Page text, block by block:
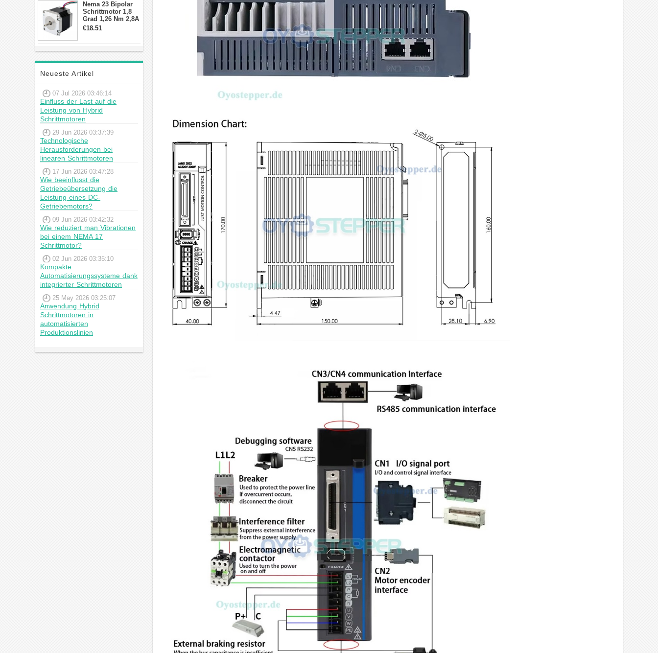
Nema 23 Bipolar
Schrittmotor 1,8
Grad 1,26 Nm 2,8A
2,5V 4 Drähte
€18.51
Neueste Artikel
07 Jul 2026 03:46:14
Einfluss der Last auf die
Leistung von Hybrid
Schrittmotoren
29 Jun 2026 03:37:39
Technologische
Herausforderungen bei
linearen Schrittmotoren
17 Jun 2026 03:47:28
Wie beeinflusst die
Getriebeübersetzung die
Leistung eines DC-
Getriebemotors?
09 Jun 2026 03:42:32
Wie reduziert man Vibrationen
bei einem NEMA 17
Schrittmotor?
02 Jun 2026 03:35:10
Kompakte
Automatisierungssysteme dank
integrierter Schrittmotoren
25 May 2026 03:25:07
Anwendung Hybrid
Schrittmotoren in
automatisierten
Produktionslinien